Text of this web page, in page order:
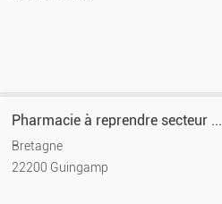
Pharmacie à reprendre secteur ...
Bretagne
22200 Guingamp